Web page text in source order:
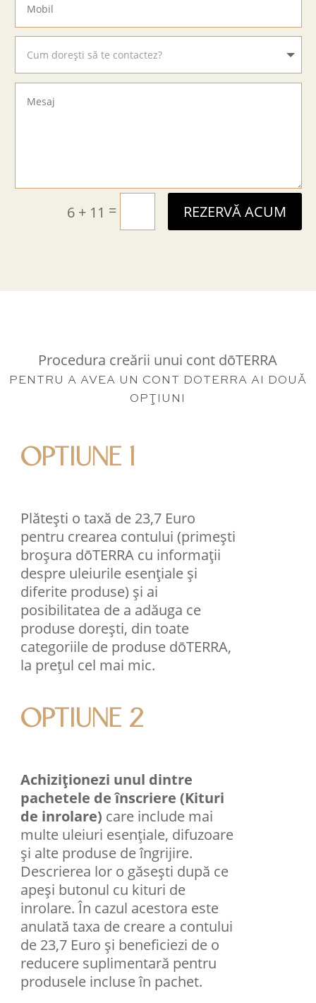
6 + 11 = REZERVĂ ACUM
Procedura creării unui cont dōTERRA
PENTRU A AVEA UN CONT DOTERRA AI DOUĂ
OPŢIUNI
OPTIUNE 1
Plătești o taxă de 23,7 Euro
pentru crearea contului (primești
broșura dōTERRA cu informații
despre uleiurile esențiale și
diferite produse) și ai
posibilitatea de a adăuga ce
produse dorești, din toate
categoriile de produse dōTERRA,
la prețul cel mai mic.
OPTIUNE 2
Achiziționezi unul dintre
pachetele de înscriere (Kituri
de inrolare) care include mai
multe uleiuri esenţiale, difuzoare
şi alte produse de îngrijire.
Descrierea lor o găsești după ce
apeși butonul cu kituri de
inrolare. În cazul acestora este
anulată taxa de creare a contului
de 23,7 Euro și beneficiezi de o
reducere suplimentară pentru
produsele incluse în pachet.